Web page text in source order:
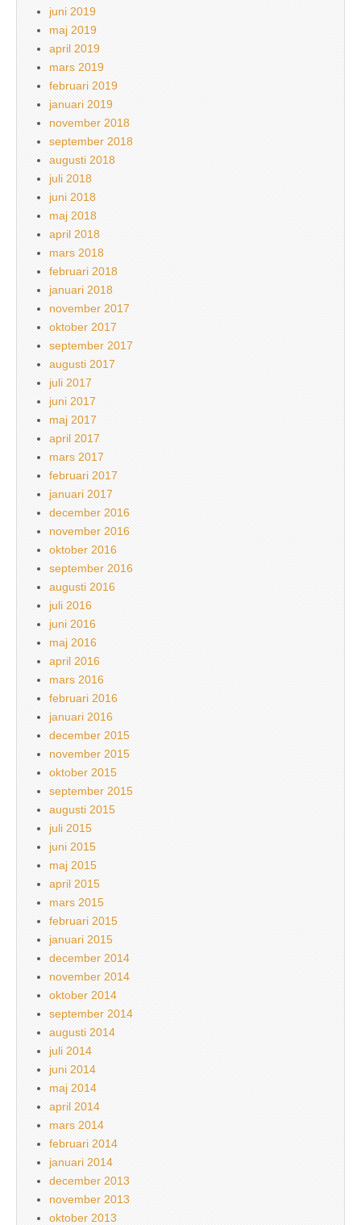
juni 2019
maj 2019
april 2019
mars 2019
februari 2019
januari 2019
november 2018
september 2018
augusti 2018
juli 2018
juni 2018
maj 2018
april 2018
mars 2018
februari 2018
januari 2018
november 2017
oktober 2017
september 2017
augusti 2017
juli 2017
juni 2017
maj 2017
april 2017
mars 2017
februari 2017
januari 2017
december 2016
november 2016
oktober 2016
september 2016
augusti 2016
juli 2016
juni 2016
maj 2016
april 2016
mars 2016
februari 2016
januari 2016
december 2015
november 2015
oktober 2015
september 2015
augusti 2015
juli 2015
juni 2015
maj 2015
april 2015
mars 2015
februari 2015
januari 2015
december 2014
november 2014
oktober 2014
september 2014
augusti 2014
juli 2014
juni 2014
maj 2014
april 2014
mars 2014
februari 2014
januari 2014
december 2013
november 2013
oktober 2013